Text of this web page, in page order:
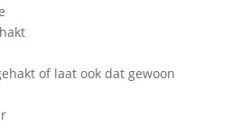
of laat ook dat gewoon